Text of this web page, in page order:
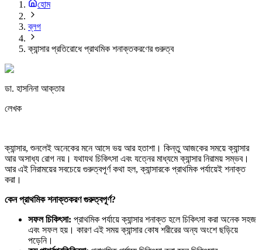
হোম
ব্লগ
ক্যান্সার প্রতিরোধে প্রাথমিক শনাক্তকরণের গুরুত্ব
ডা. হাসনিনা আক্তার
লেখক
ক্যান্সার, শুনলেই অনেকের মনে আসে ভয় আর হতাশা। কিন্তু আজকের সময়ে ক্যান্সার
আর অসাধ্য রোগ নয়। যথাযথ চিকিৎসা এবং যত্নের মাধ্যমে ক্যান্সার নিরাময় সম্ভব।
আর এই নিরাময়ের সবচেয়ে গুরুত্বপূর্ণ কথা হল, ক্যান্সারকে প্রাথমিক পর্যায়েই শনাক্ত
করা।
কেনপ্রাথমিকশনাক্তকরণগুরুত্বপূর্ণ?
সফলচিকিৎসা: প্রাথমিক পর্যায়ে ক্যান্সার শনাক্ত হলে চিকিৎসা করা অনেক সহজ
এবং সফল হয়। কারণ এই সময় ক্যান্সার কোষ শরীরের অন্য অংশে ছড়িয়ে
পড়েনি।